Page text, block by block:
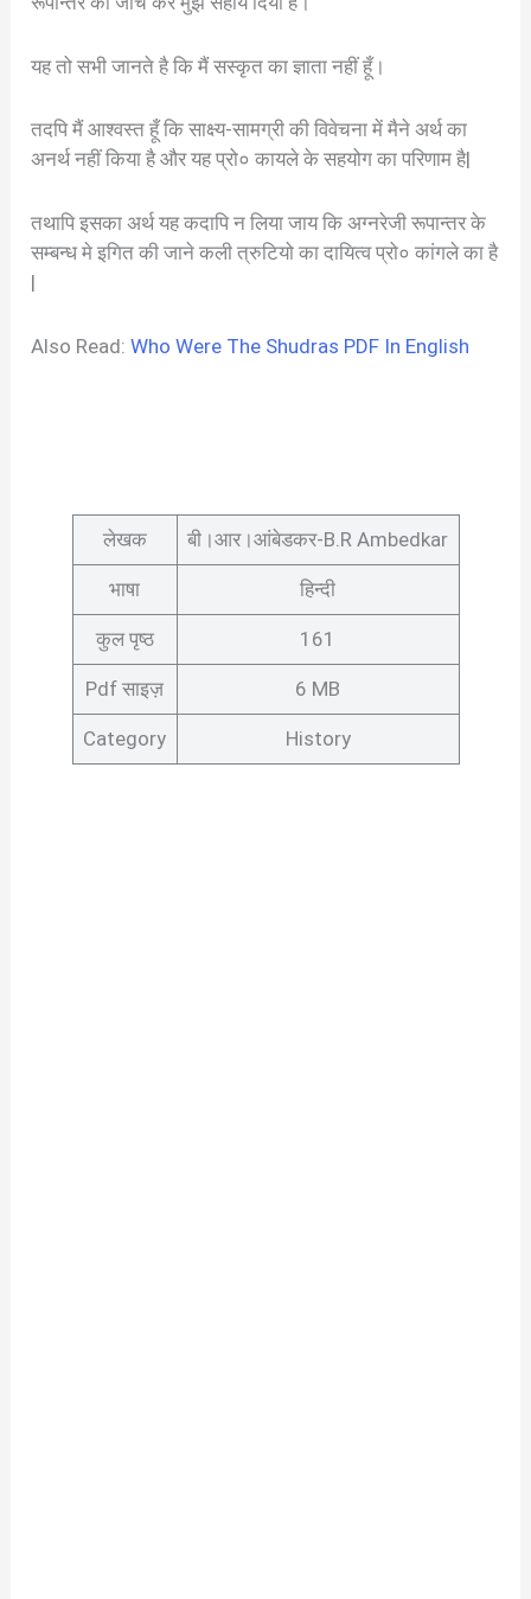
यह तो सभी जानते है कि मैं सस्कृत का ज्ञाता नहीं हूँ।
तदपि मैं आश्वस्त हूँ कि साक्ष्य-सामग्री की विवेचना में मैने अर्थ का
अनर्थ नहीं किया है और यह प्रो० कायले के सहयोग का परिणाम है|
तथापि इसका अर्थ यह कदापि न लिया जाय कि अग्नरेजी रूपान्तर के
सम्बन्ध मे इगित की जाने कली त्रुटियो का दायित्व प्रो० कांगले का है
|
Also Read:Who Were The Shudras PDF In English
लेखक बी।आर।आंबेडकर-B.R Ambedkar
भाषा हिन्दी
कुल पृष्ठ 161
Pdf साइज़ 6 MB
Category History